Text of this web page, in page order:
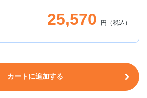
25,570 円（税込）
カートに追加する